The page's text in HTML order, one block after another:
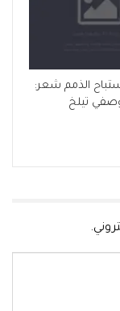
الذمم شعر:
تيلخ